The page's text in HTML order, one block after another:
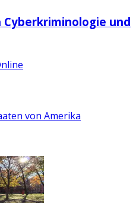
und
von Amerika